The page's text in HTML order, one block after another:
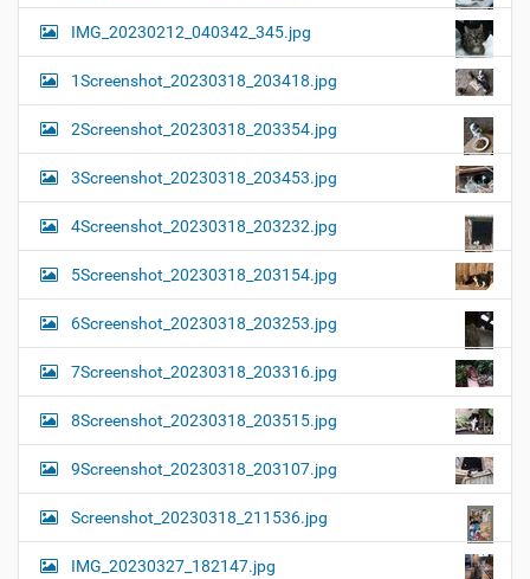
IMG_20230212_040342_345.jpg
1Screenshot_20230318_203418.jpg
2Screenshot_20230318_203354.jpg
3Screenshot_20230318_203453.jpg
4Screenshot_20230318_203232.jpg
5Screenshot_20230318_203154.jpg
6Screenshot_20230318_203253.jpg
7Screenshot_20230318_203316.jpg
8Screenshot_20230318_203515.jpg
9Screenshot_20230318_203107.jpg
Screenshot_20230318_211536.jpg
IMG_20230327_182147.jpg